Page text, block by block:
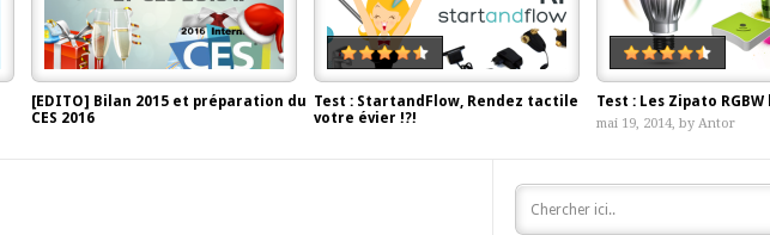
[EDITO] Bilan 2015 et préparation du
CES 2016
Test : StartandFlow, Rendez tactile
votre évier !?!
Test : Les Zipato RGBW
mai 19, 2014, by Antor